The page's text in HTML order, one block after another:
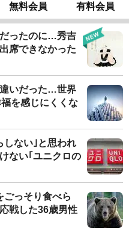
無料会員 有料会員
ったのに…秀吉
席できなかった
いだった…世界
を感じにくくな
しない｣と思われ
ない｢ユニクロの
ごっそり食べら
戦した36歳男性